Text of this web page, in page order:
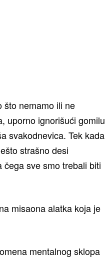
što nemamo ili ne
uporno ignorišući gomilu
svakodnevica. Tek kada
strašno desi
sve smo trebali biti
misaona alatka koja je
mentalnog sklopa